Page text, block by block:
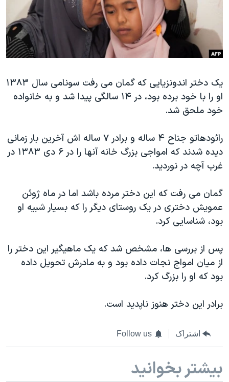
فرهنگ و زندگی
حقوق شهروندی
اقتصادی
اسرائیل در جنگ
گالری عکس
مستندها
انتخابات ریاست جمهوری آمریکا ۲۰۲۴
حمله جمهوری اسلامی به اسرائیل
ورزش زنان در ایران
اعتراضات زن، زندگی، آزادی
تریبونال مردمی آبان ۹۸
دادگاه حمید نوری
قانون شفافیت دارائی کادر رهبری ایران
اعتراضات مردمی آبان ۹۸
نرگس محمدی برنده جایزه نوبل صلح
همایش محافظه‌کاران آمریکا «سی‌پک»
سفر پرزیدنت ترامپ به چین
دنبال کنید
زبانهای مختلف
یک دختر اندونزیایی که گمان می رفت سونامی سال ۱۳۸۳
او را با خود برده بود، در ۱۴ سالگی پیدا شد و به خانواده
خود ملحق شد.
رائودهاتو جناح ۴ ساله و برادر ۷ ساله اش آخرین بار زمانی
دیده شدند که امواجی بزرگ خانه آنها را در ۶ دی ۱۳۸۳ در
غرب آچه در نوردید.
گمان می رفت که این دختر مرده باشد اما در ماه ژوئن
عمویش دختری در یک روستای دیگر را که بسیار شبیه او
بود، شناسایی کرد.
پس از بررسی ها، مشخص شد که یک ماهیگیر این دختر را
از میان امواج نجات داده بود و به مادرش تحویل داده
بود که او را بزرگ کرد.
برادر این دختر هنوز ناپدید است.
اشتراک Follow us
بیشتر بخوانید